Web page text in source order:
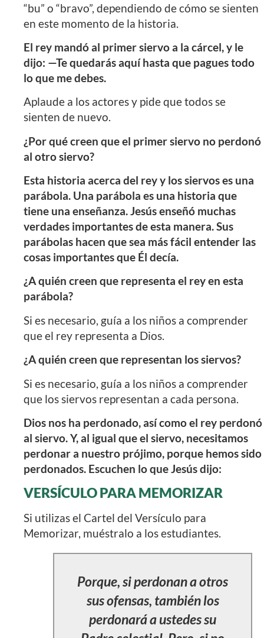
“bu” o “bravo”, dependiendo de cómo se sienten
en este momento de la historia.
El rey mandó al primer siervo a la cárcel, y le
dijo: —Te quedarás aquí hasta que pagues todo
lo que me debes.
Aplaude a los actores y pide que todos se
sienten de nuevo.
¿Por qué creen que el primer siervo no perdonó
al otro siervo?
Esta historia acerca del rey y los siervos es una
parábola. Una parábola es una historia que
tiene una enseñanza. Jesús enseñó muchas
verdades importantes de esta manera. Sus
parábolas hacen que sea más fácil entender las
cosas importantes que Él decía.
¿A quién creen que representa el rey en esta
parábola?
Si es necesario, guía a los niños a comprender
que el rey representa a Dios.
¿A quién creen que representan los siervos?
Si es necesario, guía a los niños a comprender
que los siervos representan a cada persona.
Dios nos ha perdonado, así como el rey perdonó
al siervo. Y, al igual que el siervo, necesitamos
perdonar a nuestro prójimo, porque hemos sido
perdonados. Escuchen lo que Jesús dijo:
VERSÍCULO PARA MEMORIZAR
Si utilizas el Cartel del Versículo para
Memorizar, muéstralo a los estudiantes.
Porque, si perdonan a otros
sus ofensas, también los
perdonará a ustedes su